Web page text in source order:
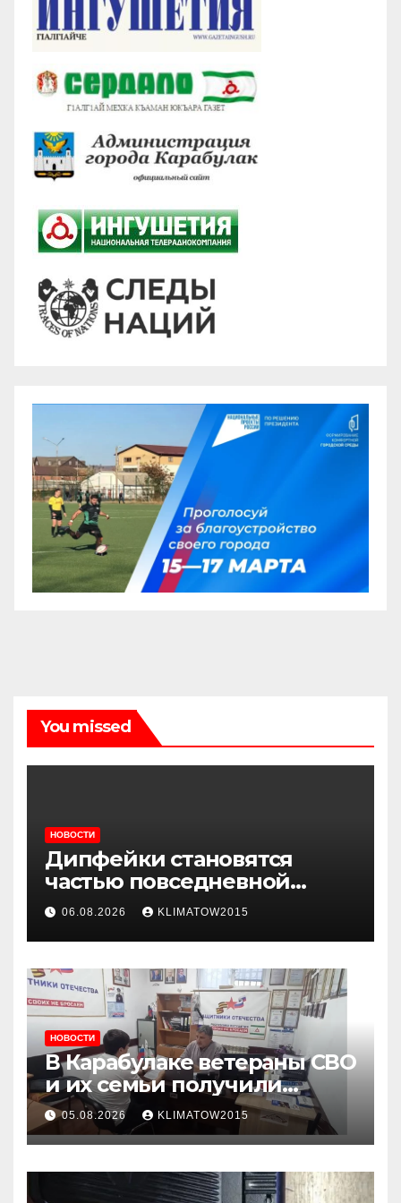
You missed
НОВОСТИ
Дипфейки становятся
частью повседневной
жизни: почему жителям
Ингушетии важно быть
внимательнее
06.08.2026 KLIMATOW2015
НОВОСТИ
В Карабулаке ветераны СВО
и их семьи получили
консультации в ходе
приема граждан
05.08.2026 KLIMATOW2015